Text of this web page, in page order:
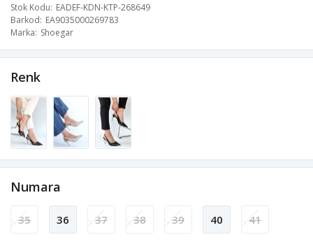
Stok Kodu EADEF-KDN-KTP-268649
Barkod EA9035000269783
Marka Shoegar
Renk
Numara
35 36 37 38 39 40 41